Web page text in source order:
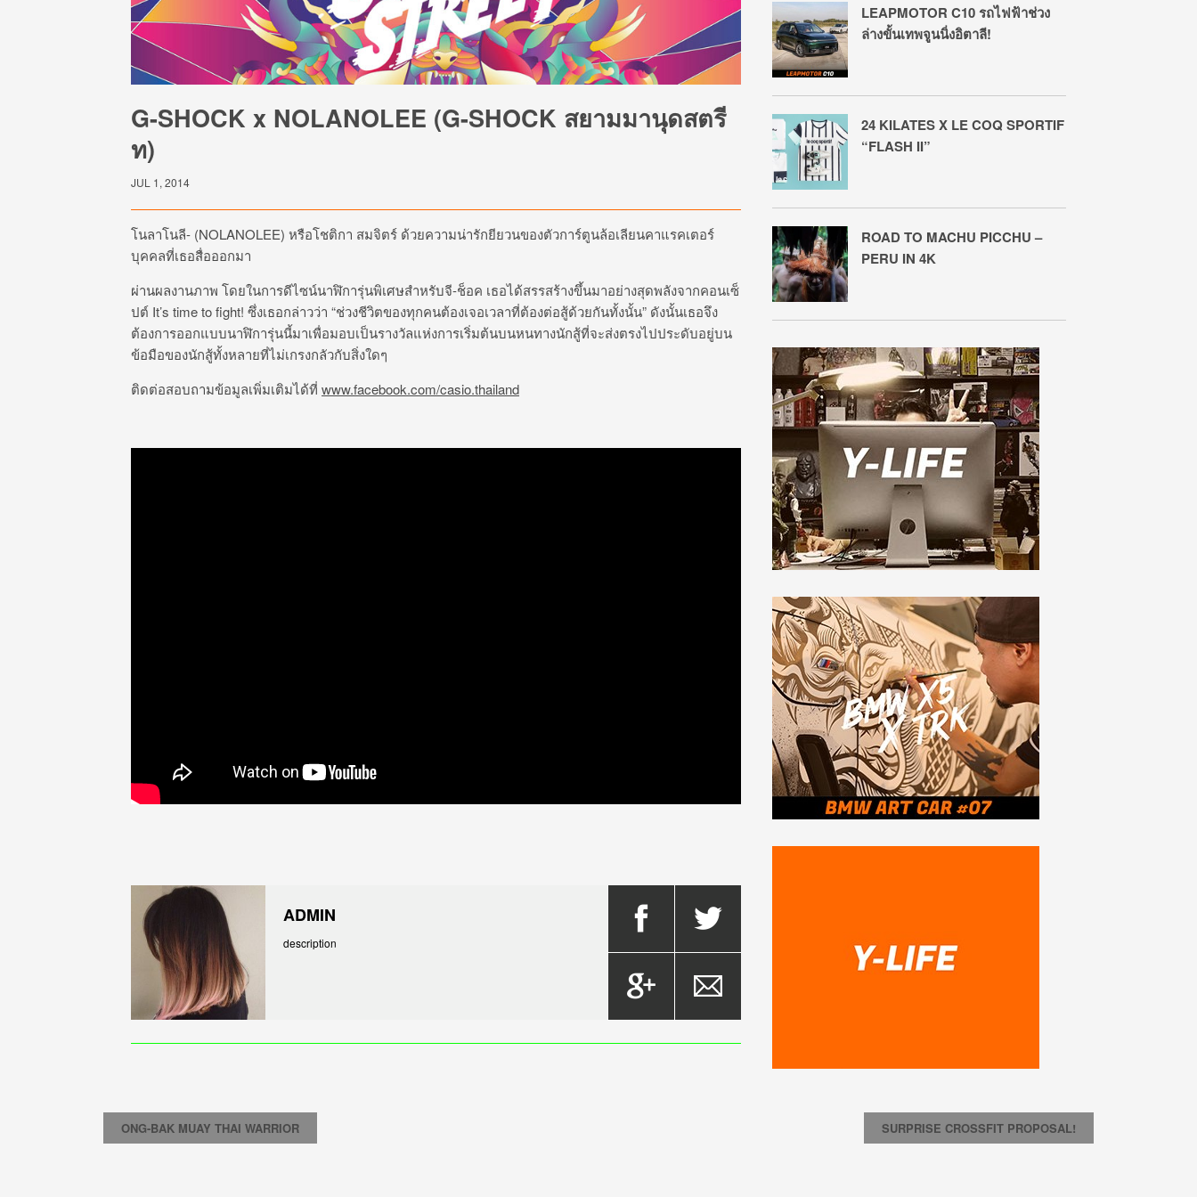
G-SHOCK x NOLANOLEE (G-SHOCK สยามมานุดสตรี
ท)
JUL 1, 2014
โนลาโนลี- (NOLANOLEE) หรือโชติกา สมจิตร์ ด้วยความน่ารักยียวนของตัวการ์ตูนล้อเลียน­คาแรคเตอร์
บุคคลที่เธอสื่อออกมา
ผ่านผลงานภาพ โดยในการดีไซน์นาฬิการุ่นพิเศษสำหรับจี-ช็­อค เธอได้สรรสร้างขึ้นมาอย่างสุดพลังจากคอนเซ
ปต์ It’s time to fight! ซึ่งเธอกล่าวว่า “ช่วงชีวิตของทุกคนต้องเจอเวลาที่ต้อ­งต่อสู้ด้วยกันทั้งนั้น” ดังนั้นเธอจึง
ต้องการออกแบบนาฬิการุ่นนี้ม­าเพื่อมอบเป็นรางวัลแห่งการเริ่มต้นบนหนทา­งนักสู้ที่จะส่งตรงไปประดับอยู่บน
ข้อมือขอ­งนักสู้ทั้งหลายที่ไม่เกรงกลัวกับสิ่งใดๆ
ติดต่อสอบถามข้อมูลเพิ่มเติมได้ที่ www.facebook.com/casio.thailand
ADMIN
description
LEAPMOTOR C10 รถไฟฟ้าช่วง
ล่างขั้นเทพจูนนิ่งอิตาลี!
24 KILATES X LE COQ SPORTIF
“FLASH II”
ROAD TO MACHU PICCHU –
PERU IN 4K
ONG-BAK MUAY THAI WARRIOR SURPRISE CROSSFIT PROPOSAL!